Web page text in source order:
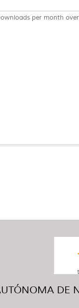
per month
DE